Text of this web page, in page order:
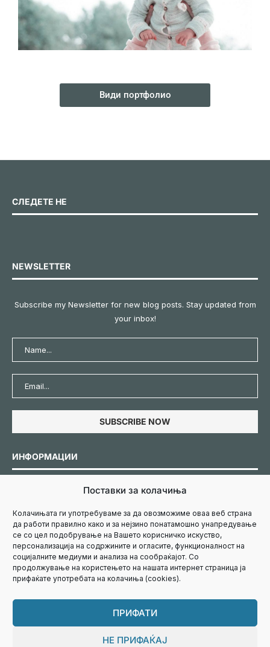
Поставки за колачиња
Колачињата ги употребуваме за да овозможиме оваа веб страна
да работи правилно како и за нејзино понатамошно унапредување
се со цел подобрување на Вашето корисничко искуство,
персонализација на содржините и огласите, функционалност на
социјалните медиуми и анализа на сообраќајот. Со
продолжување на користењето на нашата интернет страница ја
прифаќате употребата на колачиња (cookies).
ПРИФАТИ
НЕ ПРИФАЌАЈ
Види портфолио
СЛЕДЕТЕ НЕ
NEWSLETTER
Subscribe my Newsletter for new blog posts. Stay updated from
your inbox!
ИНФОРМАЦИИ
Политика за колачиња
Политика за приватност
Маркетинг
Контакт